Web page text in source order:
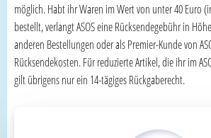
möglich. Habt ihr Waren im Wert von unter 40 Euro
bestellt, verlangt ASOS eine Rücksendegebühr in
anderen Bestellungen oder als Premier-Kunde von
Rücksendekosten. Für reduzierte Artikel, die ihr im
gilt übrigens nur ein 14-tägiges Rückgaberecht.